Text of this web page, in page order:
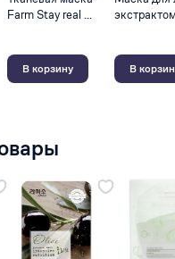
Farm Stay real ...
В корзину В